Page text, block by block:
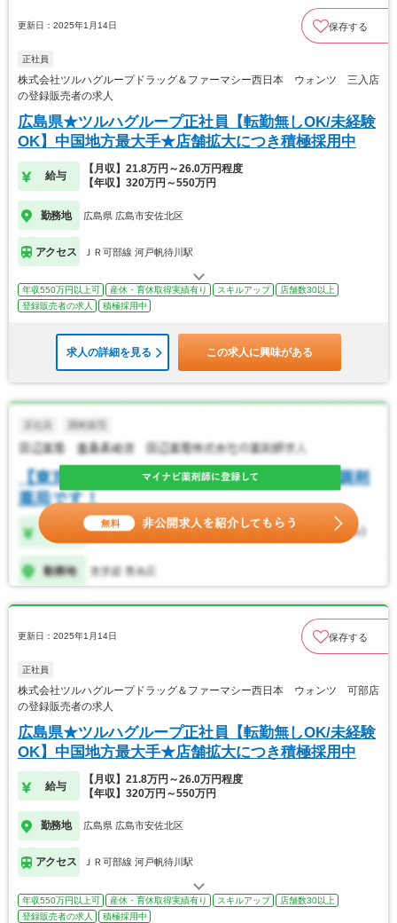
更新日：2025年1月14日 保存する
正社員
株式会社ツルハグループドラッグ＆ファーマシー西日本 ウォンツ 三入店
の登録販売者の求人
広島県★ツルハグループ正社員【転勤無しOK/未経験
OK】中国地方最大手★店舗拡大につき積極採用中
給与
【月収】21.8万円～26.0万円程度
【年収】320万円～550万円
勤務地 広島県 広島市安佐北区
アクセス ＪＲ可部線 河戸帆待川駅
年収550万円以上可 産休・育休取得実績有り スキルアップ
店舗数30以上
登録販売者の求人
積極採用中
求人の詳細を見る この求人に興味がある
更新日：2025年1月14日 保存する
正社員
株式会社ツルハグループドラッグ＆ファーマシー西日本 ウォンツ 可部店
の登録販売者の求人
広島県★ツルハグループ正社員【転勤無しOK/未経験
OK】中国地方最大手★店舗拡大につき積極採用中
給与
【月収】21.8万円～26.0万円程度
【年収】320万円～550万円
勤務地 広島県 広島市安佐北区
アクセス ＪＲ可部線 河戸帆待川駅
年収550万円以上可 産休・育休取得実績有り スキルアップ
店舗数30以上
登録販売者の求人
積極採用中